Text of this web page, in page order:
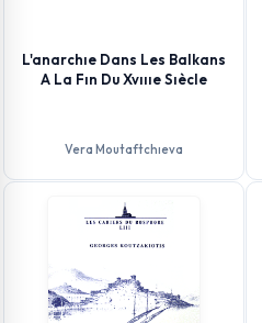
L'anarchıe Dans Les Balkans
A La Fın Du Xvıııe Sıècle
Vera Moutaftchıeva